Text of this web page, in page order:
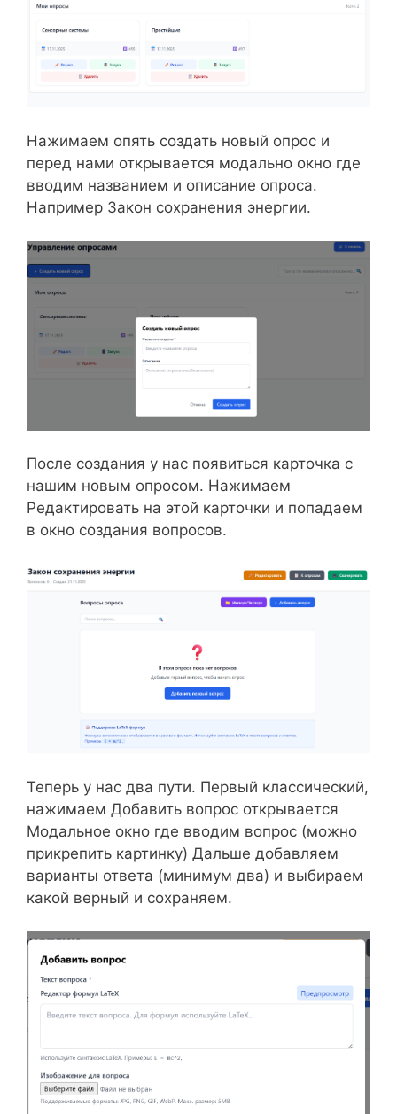
Нажимаем опять создать новый опрос и
перед нами открывается модально окно где
вводим названием и описание опроса.
Например Закон сохранения энергии.
После создания у нас появиться карточка с
нашим новым опросом. Нажимаем
Редактировать на этой карточки и попадаем
в окно создания вопросов.
Теперь у нас два пути. Первый классический,
нажимаем Добавить вопрос открывается
Модальное окно где вводим вопрос (можно
прикрепить картинку) Дальше добавляем
варианты ответа (минимум два) и выбираем
какой верный и сохраняем.